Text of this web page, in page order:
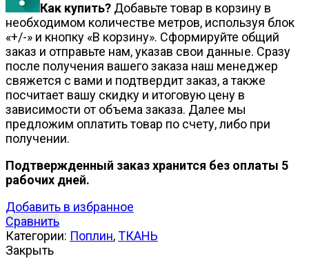
Как купить? Добавьте товар в корзину в
необходимом количестве метров, используя блок
«+/-» и кнопку «В корзину». Сформируйте общий
заказ и отправьте нам, указав свои данные. Сразу
после получения вашего заказа наш менеджер
свяжется с вами и подтвердит заказ, а также
посчитает вашу скидку и итоговую цену в
зависимости от объема заказа. Далее мы
предложим оплатить товар по счету, либо при
получении.
Подтвержденный заказ хранится без оплаты 5
рабочих дней.
Добавить в избранное
Сравнить
Категории: Поплин,ТКАНЬ
Закрыть